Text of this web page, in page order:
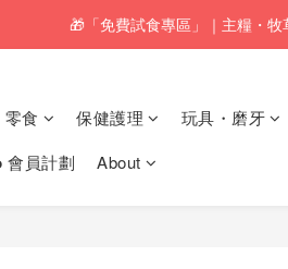
🚚訂單折實$350以上即
🎁「免費試食專區」｜主糧・牧
零食 保健護理 玩具・磨牙
員計劃
About